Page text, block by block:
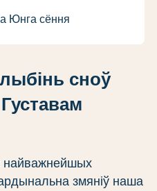
сноў
найважнейшых
змяніў наша
Юнга сёння